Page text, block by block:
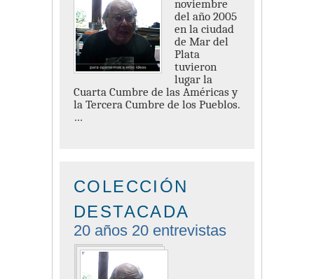
noviembre
del año 2005
en la ciudad
de Mar del
Plata
tuvieron
lugar la
Cuarta Cumbre de las Américas y
la Tercera Cumbre de los Pueblos.
…
COLECCIÓN
DESTACADA
20 años 20 entrevistas